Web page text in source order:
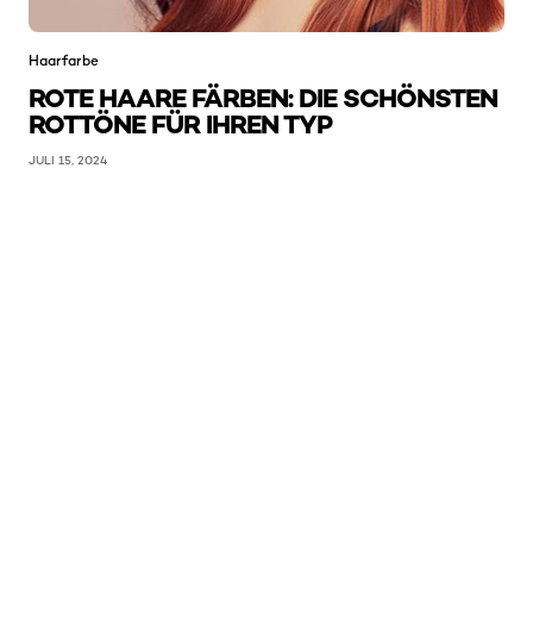
Haarfarbe
ROTE HAARE FÄRBEN: DIE SCHÖNSTEN
ROTTÖNE FÜR IHREN TYP
JULI 15, 2024